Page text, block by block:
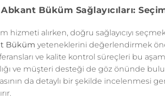
Büküm Sağlayıcıları:
hizmeti alırken, doğru sağlayıcıyı
Büküm yeteneklerini değerlendirmek
ve kalite kontrol süreçleri bu
ve müşteri desteği de göz önünde
da detaylı bir şekilde incelenmesi